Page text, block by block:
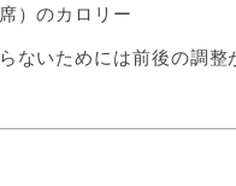
）のカロリー
ないためには前後の調整